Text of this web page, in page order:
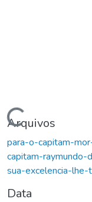
Carregando...
Arquivos
para-o-capitam-
capitam-
sua-excelencia-lhe-
Data